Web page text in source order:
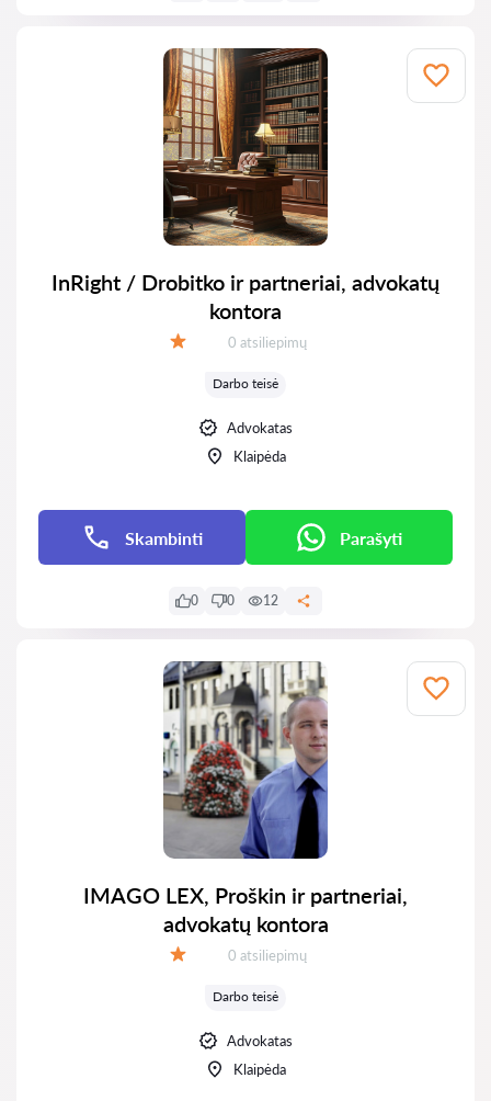
InRight / Drobitko ir partneriai, advokatų
kontora
Atsiliepimų:
0 atsiliepimų
Darbo teisė
Advokatas
Klaipėda
Skambinti Parašyti
0 0 12
IMAGO LEX, Proškin ir partneriai,
advokatų kontora
Atsiliepimų:
0 atsiliepimų
Darbo teisė
Advokatas
Klaipėda